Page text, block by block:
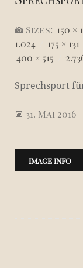
Sizes: 150 ×
1.024
175 × 131
400 × 515
Sprechsport
31. Mai 2016
IMAGE INFO